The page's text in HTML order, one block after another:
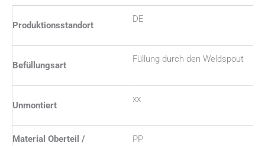
Produktionsstandort
DE
Befüllungsart
Füllung durch den Weldspout
Unmontiert
xx
Material Oberteil /
PP